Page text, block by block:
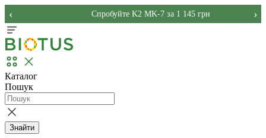
Спробуйте K2 MK-7 за 1 145 грн
‹ ›
Каталог
Пошук
Знайти